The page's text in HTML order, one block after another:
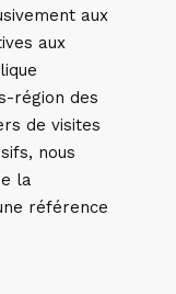
aux
aux
région des
de visites
nous
la
référence